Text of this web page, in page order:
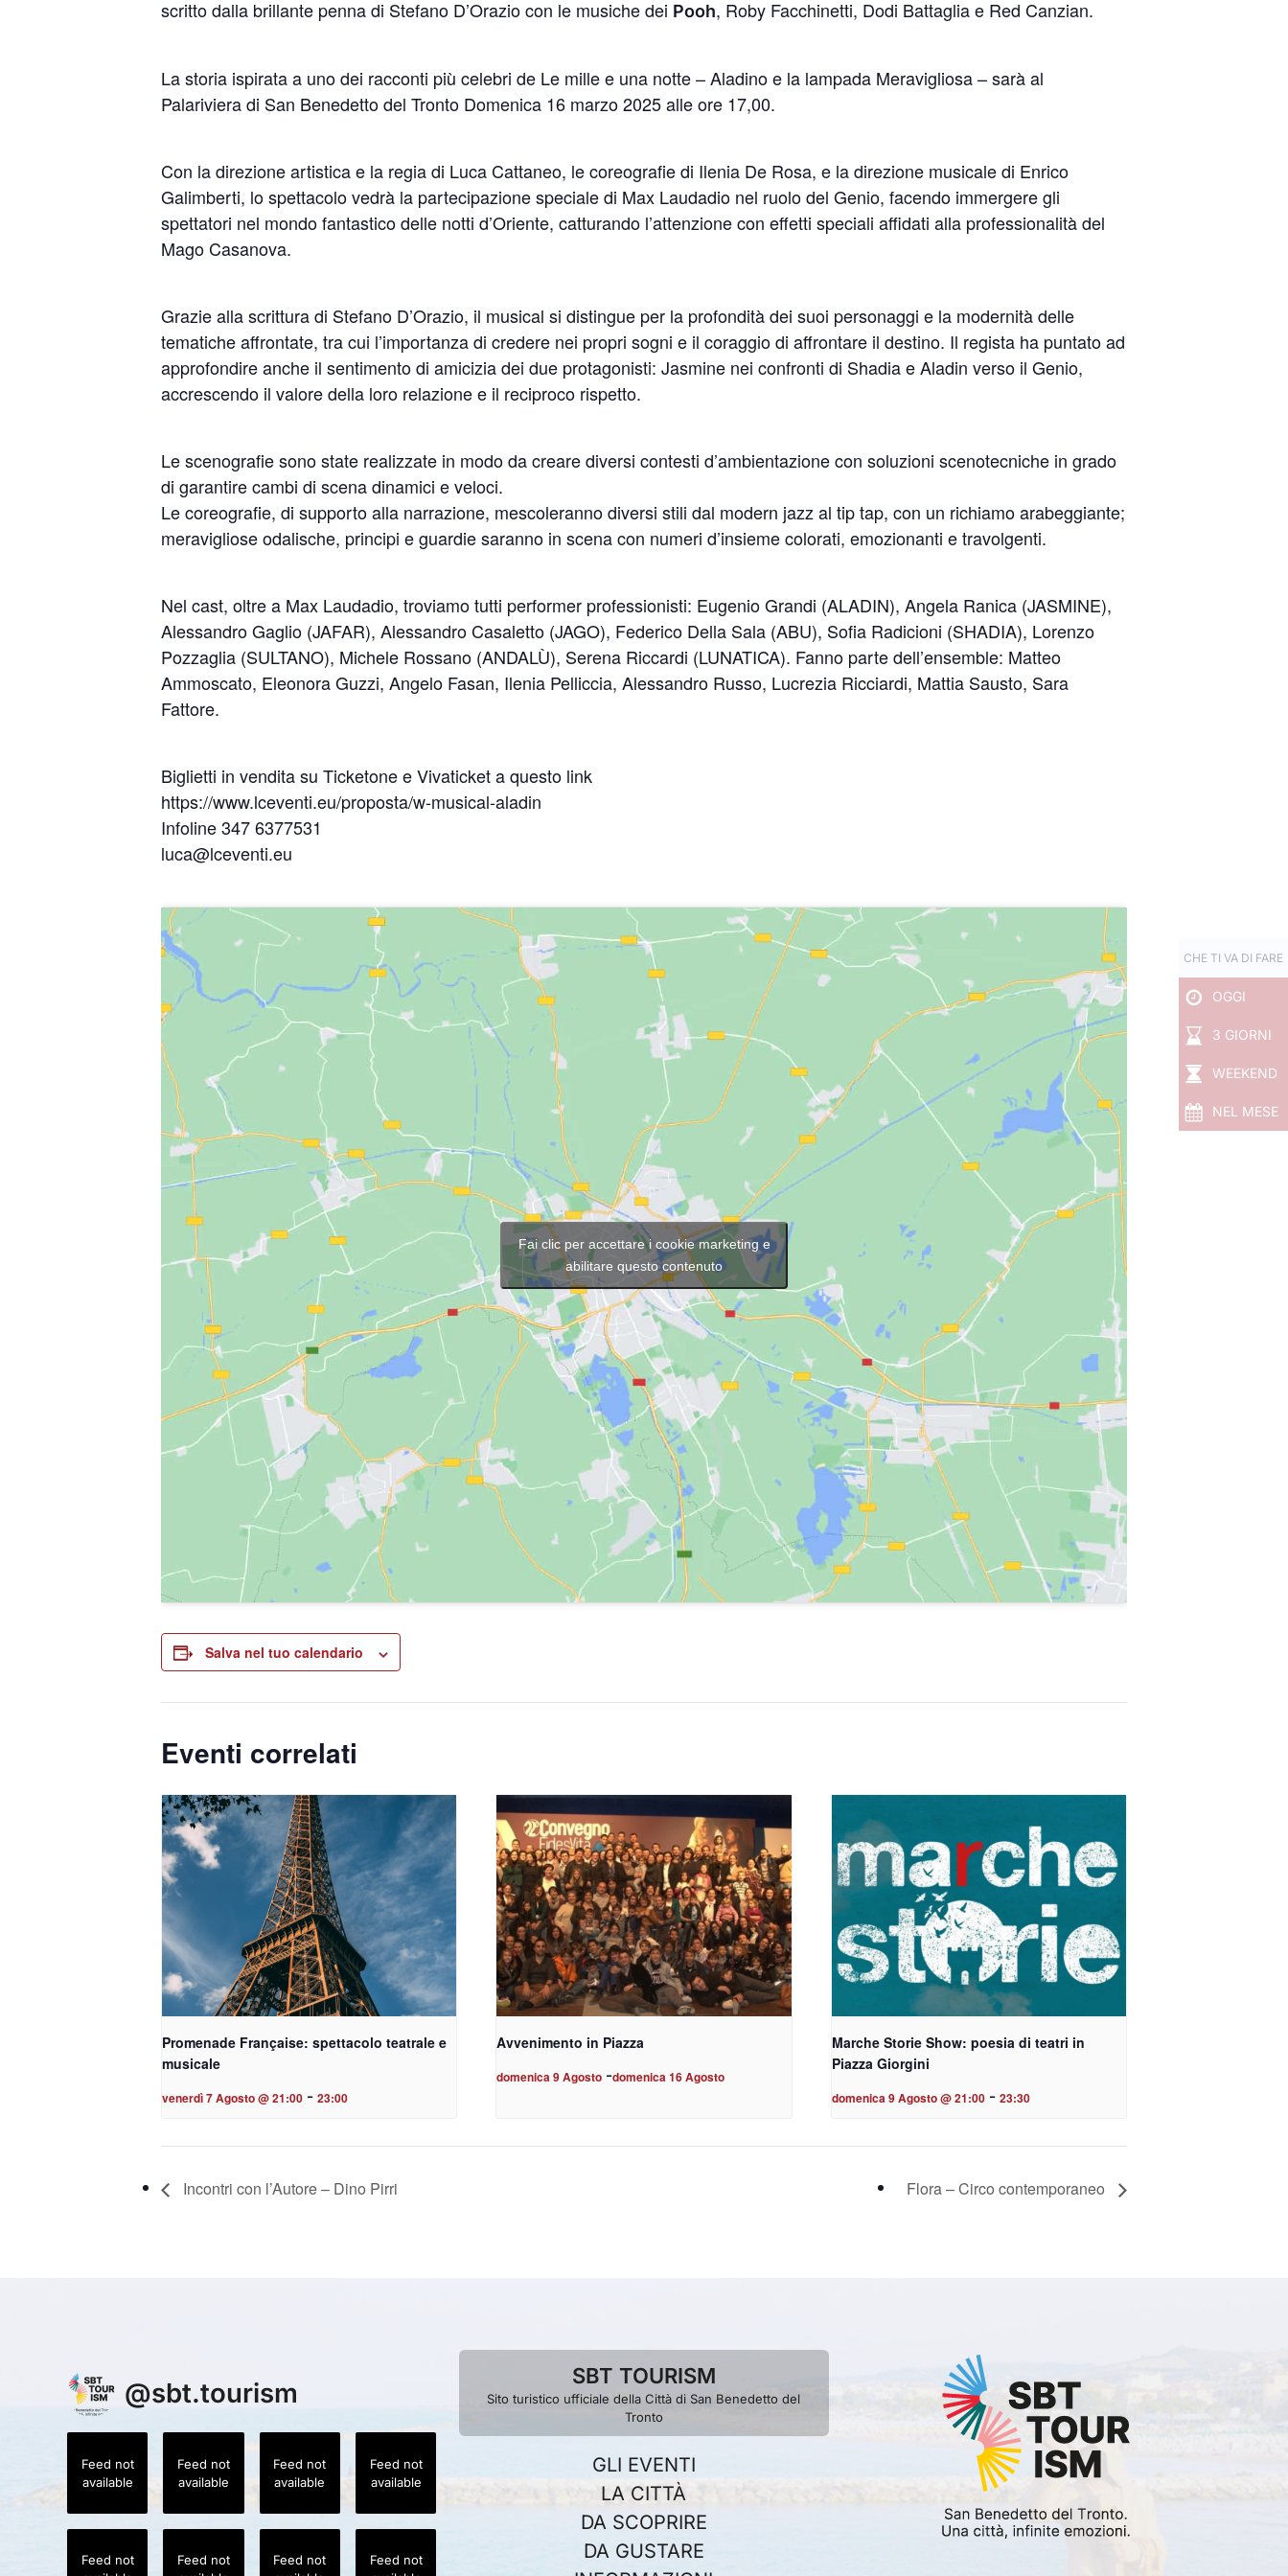
CHE TI VA DI FARE
OGGI
3 GIORNI
WEEKEND
NEL MESE
scritto dalla brillante penna di Stefano D’Orazio con le musiche dei Pooh, Roby Facchinetti, Dodi Battaglia e Red Canzian.
La storia ispirata a uno dei racconti più celebri de Le mille e una notte – Aladino e la lampada Meravigliosa – sarà al
Palariviera di San Benedetto del Tronto Domenica 16 marzo 2025 alle ore 17,00.
Con la direzione artistica e la regia di Luca Cattaneo, le coreografie di Ilenia De Rosa, e la direzione musicale di Enrico
Galimberti, lo spettacolo vedrà la partecipazione speciale di Max Laudadio nel ruolo del Genio, facendo immergere gli
spettatori nel mondo fantastico delle notti d’Oriente, catturando l’attenzione con effetti speciali affidati alla professionalità del
Mago Casanova.
Grazie alla scrittura di Stefano D’Orazio, il musical si distingue per la profondità dei suoi personaggi e la modernità delle
tematiche affrontate, tra cui l’importanza di credere nei propri sogni e il coraggio di affrontare il destino. Il regista ha puntato ad
approfondire anche il sentimento di amicizia dei due protagonisti: Jasmine nei confronti di Shadia e Aladin verso il Genio,
accrescendo il valore della loro relazione e il reciproco rispetto.
Le scenografie sono state realizzate in modo da creare diversi contesti d’ambientazione con soluzioni scenotecniche in grado
di garantire cambi di scena dinamici e veloci.
Le coreografie, di supporto alla narrazione, mescoleranno diversi stili dal modern jazz al tip tap, con un richiamo arabeggiante;
meravigliose odalische, principi e guardie saranno in scena con numeri d’insieme colorati, emozionanti e travolgenti.
Nel cast, oltre a Max Laudadio, troviamo tutti performer professionisti: Eugenio Grandi (ALADIN), Angela Ranica (JASMINE),
Alessandro Gaglio (JAFAR), Alessandro Casaletto (JAGO), Federico Della Sala (ABU), Sofia Radicioni (SHADIA), Lorenzo
Pozzaglia (SULTANO), Michele Rossano (ANDALÙ), Serena Riccardi (LUNATICA). Fanno parte dell’ensemble: Matteo
Ammoscato, Eleonora Guzzi, Angelo Fasan, Ilenia Pelliccia, Alessandro Russo, Lucrezia Ricciardi, Mattia Sausto, Sara
Fattore.
Biglietti in vendita su Ticketone e Vivaticket a questo link
https://www.lceventi.eu/proposta/w-musical-aladin
Infoline 347 6377531
luca@lceventi.eu
Fai clic per accettare i cookie marketing e
abilitare questo contenuto
Salva nel tuo calendario
Eventi correlati
Promenade Française: spettacolo teatrale e
musicale
venerdì 7 Agosto @ 21:00 - 23:00
Avvenimento in Piazza
domenica 9 Agosto -domenica 16 Agosto
Marche Storie Show: poesia di teatri in
Piazza Giorgini
domenica 9 Agosto @ 21:00 - 23:30
Incontri con l’Autore – Dino Pirri Flora – Circo contemporaneo
@sbt.tourism
Feed not
available
Feed not
available
Feed not
available
Feed not
available
Feed not
Feed not
Feed not
Feed not
SBT TOURISM
Sito turistico ufficiale della Città di San Benedetto del
Tronto
GLI EVENTI
LA CITTÀ
DA SCOPRIRE
DA GUSTARE